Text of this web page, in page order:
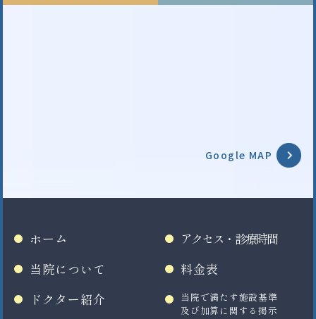
Google MAP
ホーム
当院について
ドクター紹介
アクセス・診療時間
料金表
当院で満たす施設基準
及び加算に関する掲示